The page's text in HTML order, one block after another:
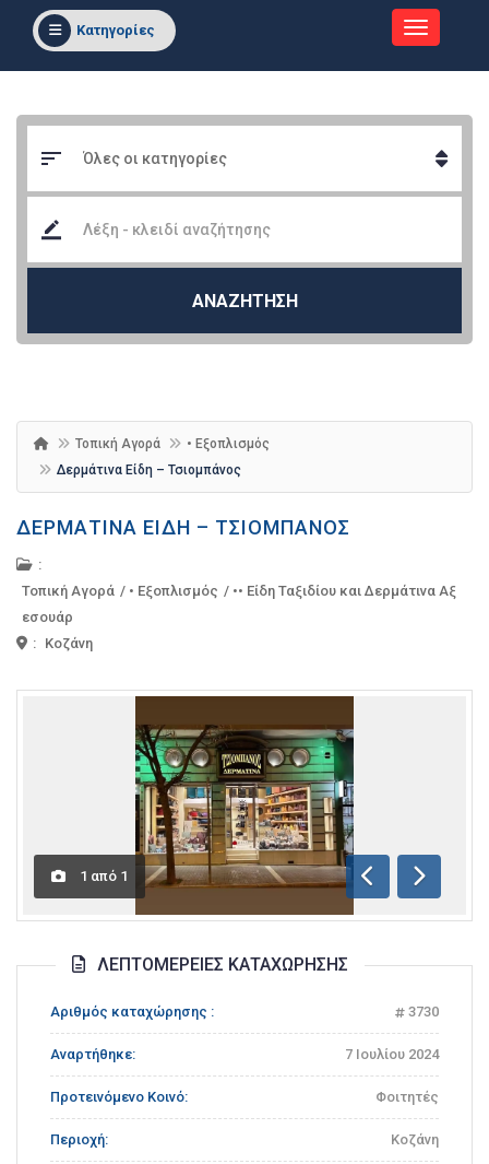
Κατηγορίες
ΑΝΑΖΗΤΗΣΗ
Τοπική Αγορά
• Εξοπλισμός
Δερμάτινα Είδη – Τσιομπάνος
ΔΕΡΜΆΤΙΝΑ ΕΊΔΗ – ΤΣΙΟΜΠΆΝΟΣ
:
Τοπική Αγορά / • Εξοπλισμός / •• Είδη Ταξιδίου και Δερμάτινα Αξ
εσουάρ
: Κοζάνη
1 από 1
Προηγούμενη
Επόμενη
ΛΕΠΤΟΜΈΡΕΙΕΣ ΚΑΤΑΧΏΡΗΣΗΣ
Αριθμός καταχώρησης : 3730
Αναρτήθηκε: 7 Ιουλίου 2024
Προτεινόμενο Κοινό: Φοιτητές
Περιοχή: Κοζάνη